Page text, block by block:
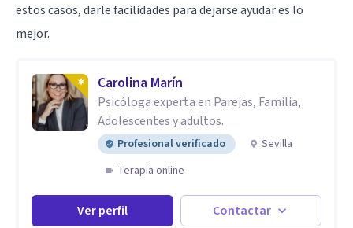
estos casos, darle facilidades para dejarse ayudar es lo
mejor.
Carolina Marín
Psicóloga experta en Parejas, Familia,
Adolescentes y adultos.
Profesional verificado
Sevilla
Terapia online
Ver perfil Contactar